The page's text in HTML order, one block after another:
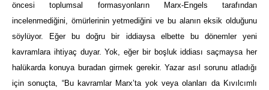
öncesi toplumsal formasyonların Marx-Engels tarafından
incelenmediğini, ömürlerinin yetmediğini ve bu alanın eksik olduğunu
söylüyor. Eğer bu doğru bir iddiaysa elbette bu dönemler yeni
kavramlara ihtiyaç duyar. Yok, eğer bir boşluk iddiası saçmaysa her
halükarda konuya buradan girmek gerekir. Yazar asıl sorunu atladığı
için sonuçta, “Bu kavramlar Marx’ta yok veya olanları da Kıvılcımlı